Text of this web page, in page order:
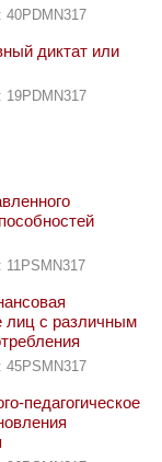
40PDMN317
диктат или
19PDMN317
11PSMN317
лиц с различным
45PSMN317
педагогическое